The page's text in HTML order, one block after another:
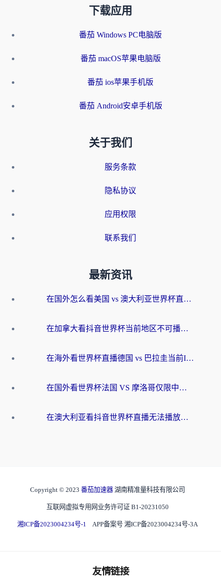
下载应用
番茄 Windows PC电脑版
番茄 macOS苹果电脑版
番茄 ios苹果手机版
番茄 Android安卓手机版
关于我们
服务条款
隐私协议
应用权限
联系我们
最新资讯
在国外怎么看美国 vs 澳大利亚世界杯直播？海外党必藏的中文解说观赛指南
在加拿大看抖音世界杯当前地区不可播放？海外党体育观赛终极指南
在海外看世界杯直播德国 vs 巴拉圭当前IP受限制？这篇指南帮你轻松解决地区限制
在国外看世界杯法国 VS 摩洛哥仅限中国大陆？别让地域限制拦下你的欢呼
在澳大利亚看抖音世界杯直播无法播放？海外党体育观赛终极指南来了！
Copyright © 2023 番茄加速器 湖南精准量科技有限公司
互联网虚拟专用网业务许可证 B1-20231050
湘ICP备2023004234号-1 APP备案号 湘ICP备2023004234号-3A
友情链接